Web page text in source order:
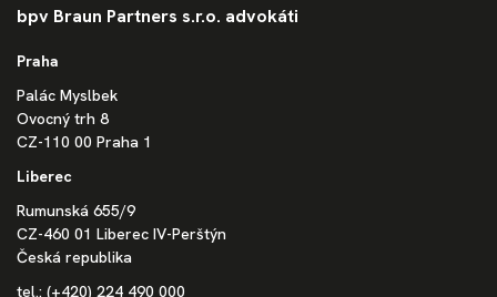
bpv Braun Partners s.r.o. advokáti
Praha
Palác Myslbek
Ovocný trh 8
CZ-110 00 Praha 1
Liberec
Rumunská 655/9
CZ-460 01 Liberec IV-Perštýn
Česká republika
tel.: (+420) 224 490 000